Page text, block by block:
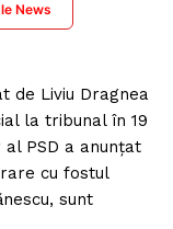
News
de Liviu Dragnea
la tribunal în 19
al PSD a anunțat
cu fostul
sunt